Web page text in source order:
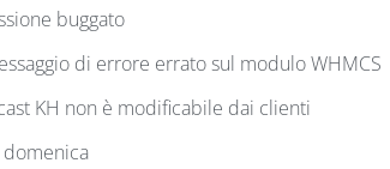
buggato
di errore errato sul modulo WHMCS
KH non è modificabile dai clienti